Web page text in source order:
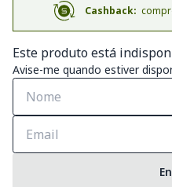
Cashback:
Este produto está
Avise-me quando estiver